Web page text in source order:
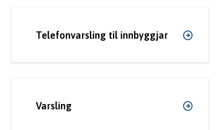
Telefonvarsling til innbyggjar
Varsling